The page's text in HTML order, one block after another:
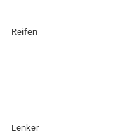
Reifen
Lenker